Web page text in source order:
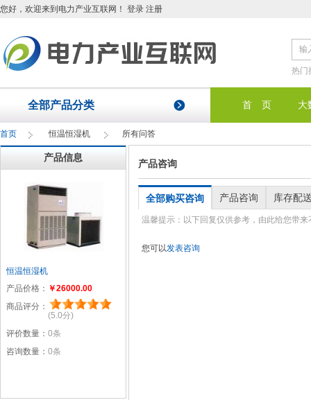
您好 ，欢迎来到电力产业互联网！ 登录 注册
热门
全部产品分类 首 页 大
首页 恒温恒湿机 所有问答
产品信息
恒温恒湿机
产品价格： ￥26000.00
商品评分：
5.0颗星
(5.0分)
评价数量： 0条
咨询数量： 0条
产品咨询
全部购买咨询 产品咨询 库存配
温馨提示：以下回复仅供参考，由此给您带来
您可以发表咨询